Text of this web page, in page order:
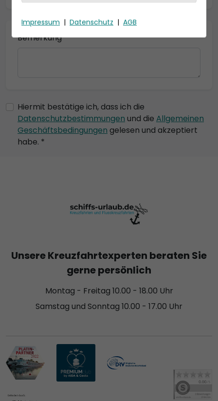
Bemerkung
Hiermit bestätige ich, dass ich die
Datenschutzbestimmungen und die Allgemeinen
Geschäftsbedingungen gelesen und akzeptiert
habe. *
Impressum | Datenschutz | AGB
Unsere Kreuzfahrtexperten beraten Sie
gerne persönlich
Montag - Freitag 10.00 - 18.00 Uhr
Samstag und Sonntag 10.00 - 17.00 Uhr